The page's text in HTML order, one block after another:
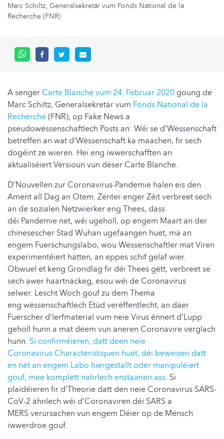
Marc Schiltz, Generalsekretär vum Fonds National de la
Recherche (FNR)
A senger Carte Blanche vum 24. Februar 2020 goung de
Marc Schiltz, Generalsekretär vum Fonds National de la
Recherche(FNR), op Fake News a
pseudowëssenschaftlech Posts an: Wéi se d’Wëssenschaft
betreffen an wat d’Wëssenschaft ka maachen, fir sech
dogéint ze wieren. Hei eng iwwerschafften an
aktualiséiert Versioun vun dëser Carte Blanche.
D’Nouvellen zur Coronavirus-Pandemie halen eis den
Ament all Dag an Otem. Zënter enger Zéit verbreet sech
an de sozialen Netzwierker eng Thees, dass
déi Pandemie net, wéi ugeholl, op engem Maart an der
chinesescher Stad Wuhan ugefaangen huet, mä an
engem Fuerschungslabo, wou Wëssenschaftler mat Viren
experimentéiert hätten, an eppes schif gelaf wier.
Obwuel et keng Grondlag fir déi Thees gëtt, verbreet se
sech awer haartnäckeg, esou wéi de Coronavirus
selwer. Lescht Woch gouf zu dem Thema
eng wëssenschaftlech Etüd verëffentlecht, an däer
Fuerscher d’Ierfmaterial vum neie Virus ënnert d’Lupp
geholl hunn a mat deem vun aneren Coronavire verglach
hunn. Si confirméieren, datt deen neie
Coronavirus Characteristiquen huet, déi beweisen datt
en nët an engem Labo hiergestallt oder manipuléiert
gouf, mee komplett natirlech enstaanen ass. Si
plaidéieren fir d‘Theorie datt den neie Coronavirus SARS-
CoV-2 ähnlech wéi d’Coronaviren déi SARS a
MERS verursachen vun engem Déier op de Mënsch
iwwerdroe gouf.